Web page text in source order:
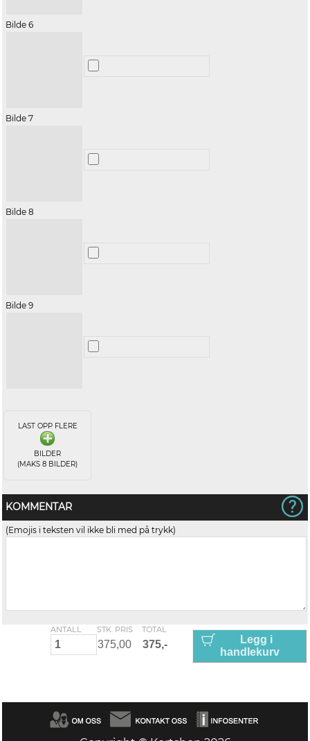
Bilde 6
Bilde 7
Bilde 8
Bilde 9
LAST OPP FLERE
BILDER
(MAKS 8 BILDER)
KOMMENTAR
(Emojis i teksten vil ikke bli med på trykk)
ANTALL STK. PRIS TOTAL
Legg i
handlekurv